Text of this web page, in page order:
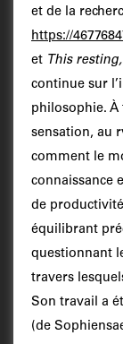
et de la
https://
et This
continue sur
philosophie.
sensation, au
comment le
connaissance
de
équilibrant
questionnant
travers
Son travail a
(de